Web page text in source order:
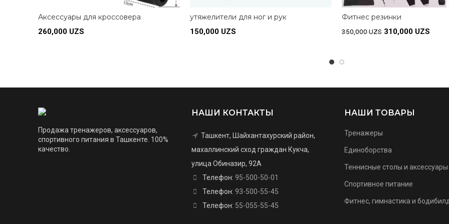
Аксессуары для кроссовера
260,000 UZS
утяжелители для ног и рук
150,000 UZS
Фитнес резинки
350,000UZS 310,000 UZS
Продажа тренажеров, аксессуаров,
спортивного питания в Ташкенте. 100%
качество.
НАШИ КОНТАКТЫ
Ташкент, Шайхантахурский район,
махаллинский сход граждан Кукча,
улица Обиназир, 92А
Телефон: 95-500-50-01
Телефон: 93-500-55-45
Телефон: 55-055-55-45
НАШИ ТОВАРЫ
Тренажеры
Единоборства
Теннисные столы и аксессуары
Спортивное питание
Фитнес, гимнастика и